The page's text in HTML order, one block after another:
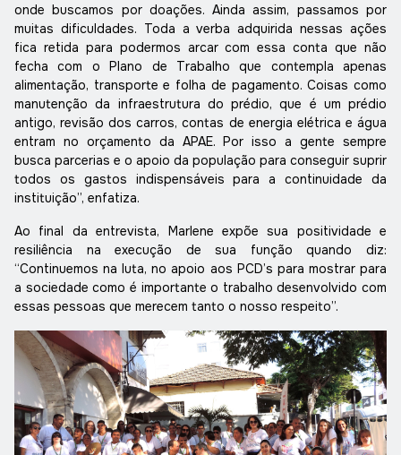
onde buscamos por doações. Ainda assim, passamos por
muitas dificuldades. Toda a verba adquirida nessas ações
fica retida para podermos arcar com essa conta que não
fecha com o Plano de Trabalho que contempla apenas
alimentação, transporte e folha de pagamento. Coisas como
manutenção da infraestrutura do prédio, que é um prédio
antigo, revisão dos carros, contas de energia elétrica e água
entram no orçamento da APAE. Por isso a gente sempre
busca parcerias e o apoio da população para conseguir suprir
todos os gastos indispensáveis para a continuidade da
instituição”, enfatiza.
Ao final da entrevista, Marlene expõe sua positividade e
resiliência na execução de sua função quando diz:
“Continuemos na luta, no apoio aos PCD’s para mostrar para
a sociedade como é importante o trabalho desenvolvido com
essas pessoas que merecem tanto o nosso respeito”.